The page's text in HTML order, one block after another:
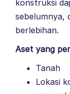
konstruksi
sebelumnya,
berlebihan.
Aset yang
Tanah
Lokasi